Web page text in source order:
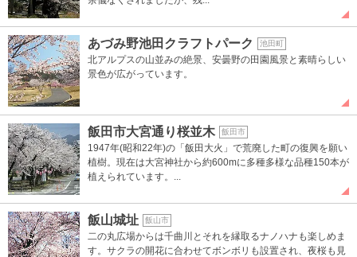
あづみ野池田クラフトパーク 池田町
北アルプスの山並みの絶景、安曇野の田園風景と素晴らしい
景色が広がっています。
飯田市大宮通り桜並木 飯田市
1947年(昭和22年)の「飯田大火」で荒廃した町の復興を願い
植樹。現在は大宮神社から約600mに多種多様な品種150本が
植えられています。...
飯山城址 飯山市
二の丸広場からは千曲川とそれを縁取るナノハナも楽しめま
す。サクラの開花に合わせてボンボリも設置され、夜桜も見